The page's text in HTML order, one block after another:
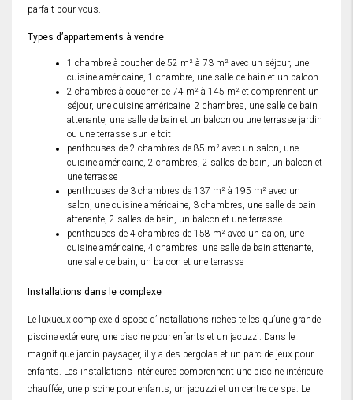
parfait pour vous.
Types d’appartements à vendre
1 chambre à coucher de 52 m² à 73 m² avec un séjour, une
cuisine américaine, 1 chambre, une salle de bain et un balcon
2 chambres à coucher de 74 m² à 145 m² et comprennent un
séjour, une cuisine américaine, 2 chambres, une salle de bain
attenante, une salle de bain et un balcon ou une terrasse jardin
ou une terrasse sur le toit
penthouses de 2 chambres de 85 m² avec un salon, une
cuisine américaine, 2 chambres, 2 salles de bain, un balcon et
une terrasse
penthouses de 3 chambres de 137 m² à 195 m² avec un
salon, une cuisine américaine, 3 chambres, une salle de bain
attenante, 2 salles de bain, un balcon et une terrasse
penthouses de 4 chambres de 158 m² avec un salon, une
cuisine américaine, 4 chambres, une salle de bain attenante,
une salle de bain, un balcon et une terrasse
Installations dans le complexe
Le luxueux complexe dispose d’installations riches telles qu’une grande
piscine extérieure, une piscine pour enfants et un jacuzzi. Dans le
magnifique jardin paysager, il y a des pergolas et un parc de jeux pour
enfants. Les installations intérieures comprennent une piscine intérieure
chauffée, une piscine pour enfants, un jacuzzi et un centre de spa. Le